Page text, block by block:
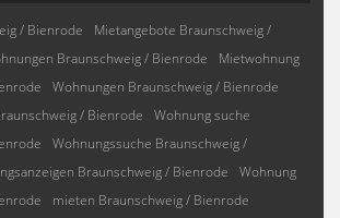
/ Bienrode
Mietangebote Braunschweig /
Braunschweig / Bienrode
Mietwohnung
Wohnungen Braunschweig / Bienrode
/ Bienrode
Wohnung suche
Wohnungssuche Braunschweig /
Braunschweig / Bienrode
Wohnung
mieten Braunschweig / Bienrode